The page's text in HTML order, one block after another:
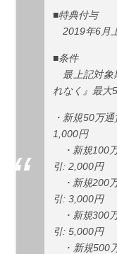
■特典付与
2019年6月
■条件
最上記対象
れなく』最大
・新規50万
1,000円
・新規100
引: 2,000円
・新規200
引: 3,000円
・新規300
引: 5,000円
・新規500